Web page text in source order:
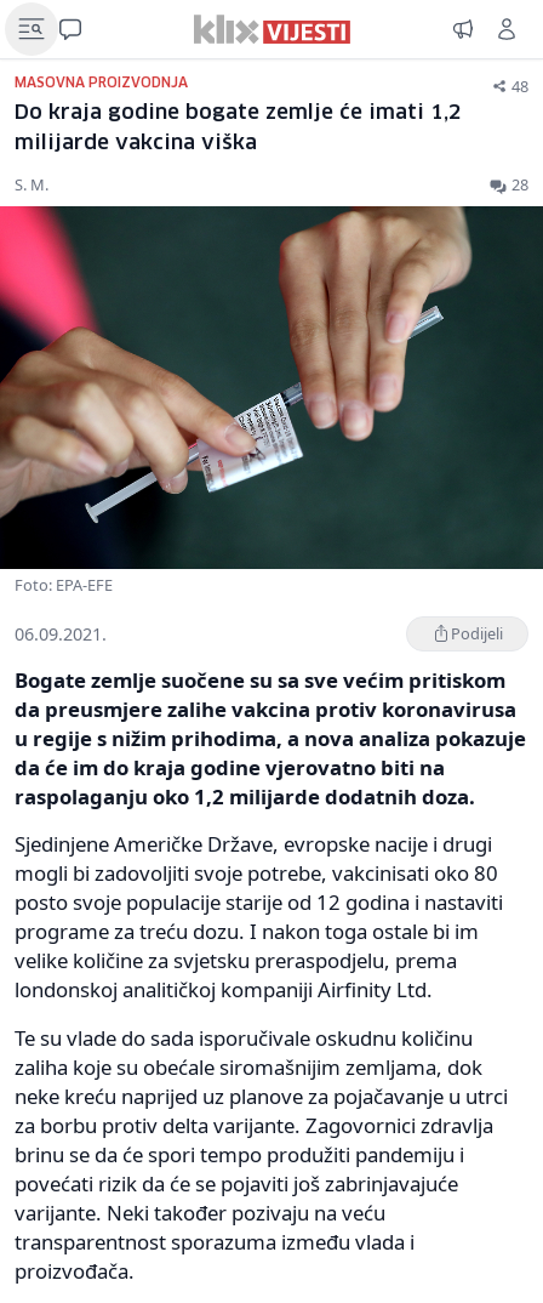
MASOVNA PROIZVODNJA 48
Do kraja godine bogate zemlje će imati 1,2
milijarde vakcina viška
S. M. 28
Foto: EPA-EFE
06.09.2021. Podijeli
Bogate zemlje suočene su sa sve većim pritiskom
da preusmjere zalihe vakcina protiv koronavirusa
u regije s nižim prihodima, a nova analiza pokazuje
da će im do kraja godine vjerovatno biti na
raspolaganju oko 1,2 milijarde dodatnih doza.
Sjedinjene Američke Države, evropske nacije i drugi
mogli bi zadovoljiti svoje potrebe, vakcinisati oko 80
posto svoje populacije starije od 12 godina i nastaviti
programe za treću dozu. I nakon toga ostale bi im
velike količine za svjetsku preraspodjelu, prema
londonskoj analitičkoj kompaniji Airfinity Ltd.
Te su vlade do sada isporučivale oskudnu količinu
zaliha koje su obećale siromašnijim zemljama, dok
neke kreću naprijed uz planove za pojačavanje u utrci
za borbu protiv delta varijante. Zagovornici zdravlja
brinu se da će spori tempo produžiti pandemiju i
povećati rizik da će se pojaviti još zabrinjavajuće
varijante. Neki također pozivaju na veću
transparentnost sporazuma između vlada i
proizvođača.